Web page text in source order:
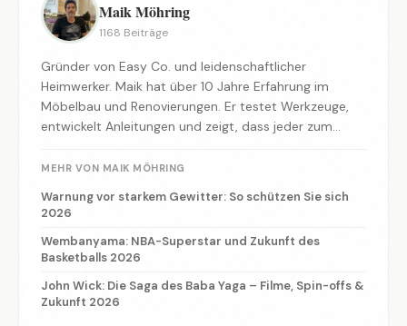
Maik Möhring
1168 Beiträge
Gründer von Easy Co. und leidenschaftlicher
Heimwerker. Maik hat über 10 Jahre Erfahrung im
Möbelbau und Renovierungen. Er testet Werkzeuge,
entwickelt Anleitungen und zeigt, dass jeder zum
MEHR VON MAIK MÖHRING
Warnung vor starkem Gewitter: So schützen Sie sich
2026
Wembanyama: NBA-Superstar und Zukunft des
Basketballs 2026
John Wick: Die Saga des Baba Yaga – Filme, Spin-offs &
Zukunft 2026